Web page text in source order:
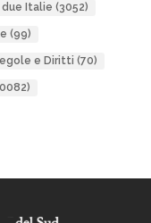
due Italie (3052)
(99)
e Diritti (70)